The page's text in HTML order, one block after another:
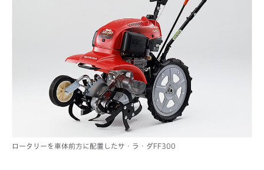
ロータリーを車体前方に配置したサ・ラ・ダFF300